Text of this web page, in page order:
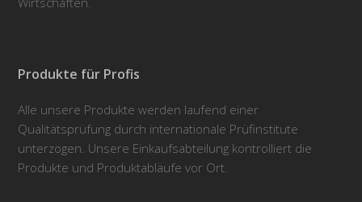
Produkte für Profis
Alle unsere Produkte werden laufend einer
Qualitätsprüfung durch internationale Prüfinstitute
unterzogen. Unsere Einkaufsabteilung kontrolliert die
Produkte und Produktabläufe vor Ort.